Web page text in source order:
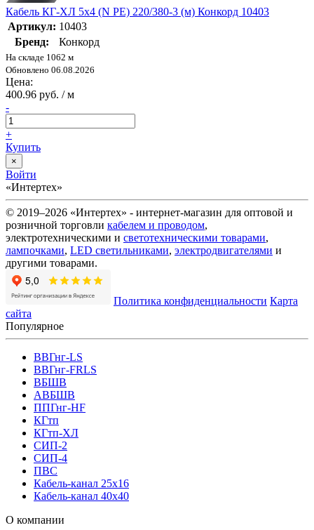
Кабель КГ-ХЛ 5х4 (N PE) 220/380-3 (м) Конкорд 10403
Артикул: 10403
Бренд:
Конкорд
На складе 1062 м
Обновлено 06.08.2026
Цена:
400.96 руб. / м
-
+
Купить
×
Войти
«Интертех»
© 2019–2026 «Интертех» - интернет-магазин для оптовой и
розничной торговли кабелем и проводом,
электротехническими и светотехническими товарами,
лампочками, LED светильниками, электродвигателями и
другими товарами.
Политика конфиденциальности Карта
сайта
Популярное
ВВГнг-LS
ВВГнг-FRLS
ВБШВ
АВБШВ
ППГнг-HF
КГтп
КГтп-ХЛ
СИП-2
СИП-4
ПВС
Кабель-канал 25х16
Кабель-канал 40х40
О компании